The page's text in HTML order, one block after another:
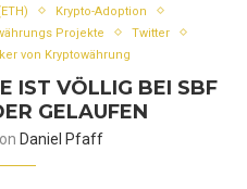
Krypto-Adoption
Projekte
Twitter
von Kryptowährung
IST VÖLLIG BEI SBF
GELAUFEN
Daniel Pfaff